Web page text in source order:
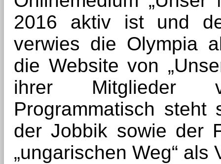
2016 aktiv ist und
verwies die Olympia
die Website von
ihrer Mitglieder
Programmatisch
der Jobbik sowie der
„ungarischen Weg“ als